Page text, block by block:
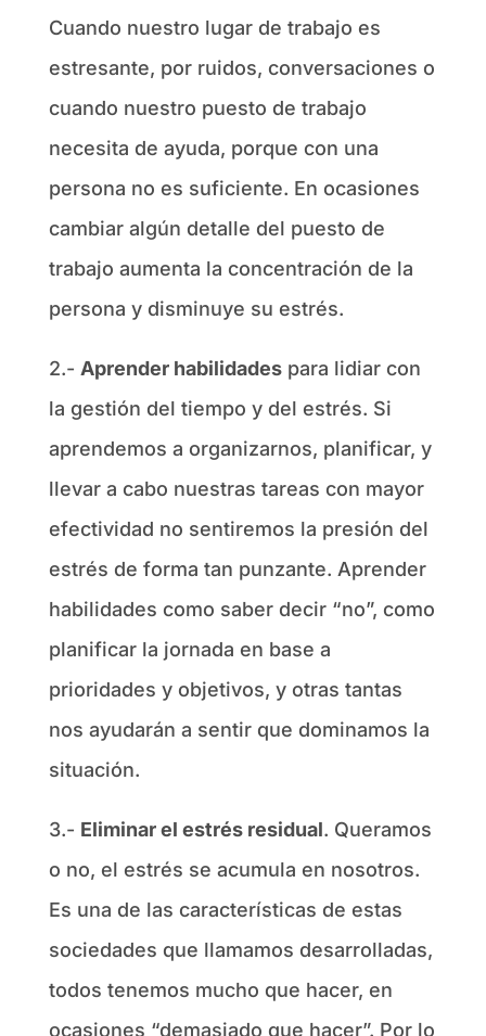
Cuando nuestro lugar de trabajo es
estresante, por ruidos, conversaciones o
cuando nuestro puesto de trabajo
necesita de ayuda, porque con una
persona no es suficiente. En ocasiones
cambiar algún detalle del puesto de
trabajo aumenta la concentración de la
persona y disminuye su estrés.
2.- Aprender habilidadespara lidiar con
la gestión del tiempo y del estrés. Si
aprendemos a organizarnos, planificar, y
llevar a cabo nuestras tareas con mayor
efectividad no sentiremos la presión del
estrés de forma tan punzante. Aprender
habilidades como saber decir “no”, como
planificar la jornada en base a
prioridades y objetivos, y otras tantas
nos ayudarán a sentir que dominamos la
situación.
3.- Eliminar el estrés residual. Queramos
o no, el estrés se acumula en nosotros.
Es una de las características de estas
sociedades que llamamos desarrolladas,
todos tenemos mucho que hacer, en
ocasiones “demasiado que hacer”. Por lo